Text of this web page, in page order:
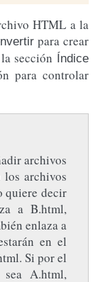
HTML a la
para crear
sección
Índice
para controlar
archivos
archivos
quiere decir
a B.html,
enlaza a
en el
Si por el
A.html,